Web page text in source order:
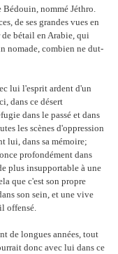
Bédouin, nommé Jéthro.
de ses grandes vues en
bétail en Arabie, qui
nomade, combien ne dut-
lui l'esprit ardent d'un
dans ce désert
dans le passé et dans
les scènes d'oppression
lui, dans sa mémoire;
profondément dans
plus insupportable à une
que c'est son propre
son sein, et une vive
offensé.
longues années, tout
donc avec lui dans ce